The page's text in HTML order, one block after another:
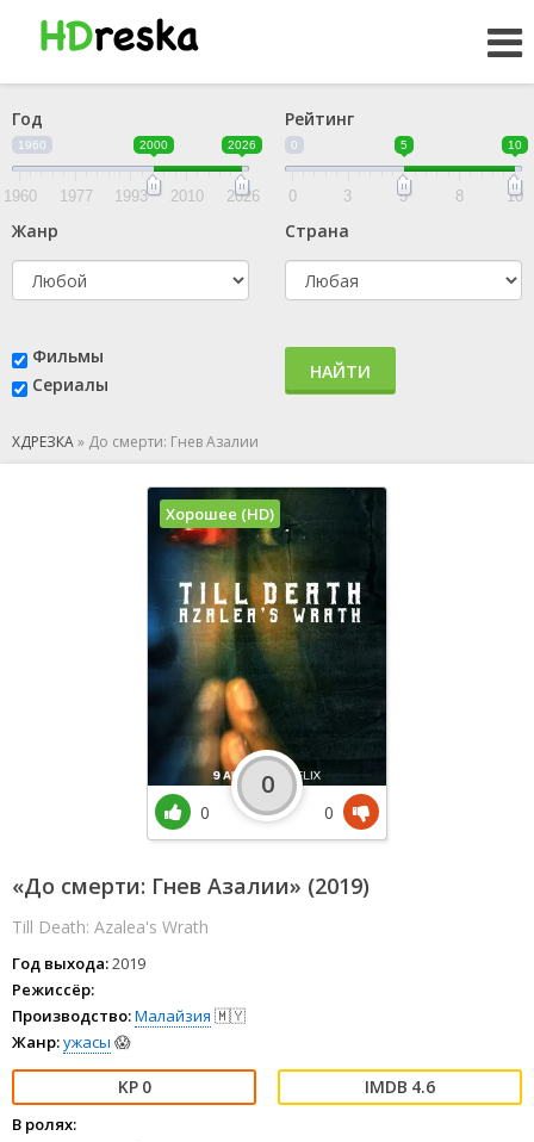
Год
1960 2000 2026
1960 1977 1993 2010 2026
Рейтинг
0 5 10
0 3 5 8 10
Жанр Страна
Фильмы
Сериалы
НАЙТИ
ХДРЕЗКА» До смерти: Гнев Азалии
«До смерти: Гнев Азалии» (2019)
Till Death: Azalea's Wrath
Год выхода:2019
Режиссёр:
Производство:Малайзия 🇲🇾
Жанр:ужасы 😱
0 4.6
В ролях:
Хорошее (HD)
0
0
0